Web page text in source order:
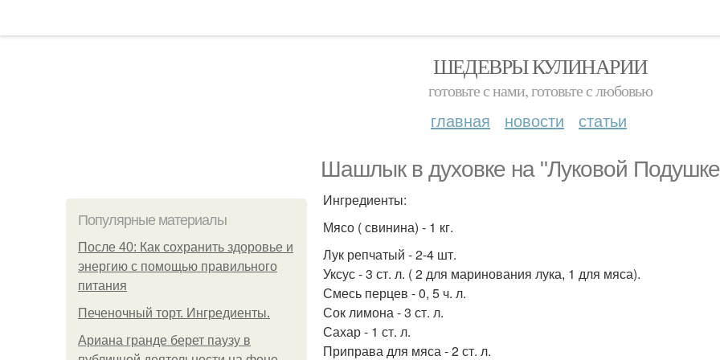
ШЕДЕВРЫ КУЛИНАРИИ
готовьте с нами, готовьте с любовью
главная новости статьи
Шашлык в духовке на "Луковой
Популярные материалы
После 40: Как сохранить здоровье и
энергию с помощью правильного
питания
Печеночный торт. Ингредиенты.
Ариана гранде берет паузу в
Ингредиенты:
Мясо ( свинина) - 1 кг.
Лук репчатый - 2-4 шт.
Уксус - 3 ст. л. ( 2 для маринования лука, 1 для мяса).
Смесь перцев - 0, 5 ч. л.
Сок лимона - 3 ст. л.
Сахар - 1 ст. л.
Приправа для мяса - 2 ст. л.